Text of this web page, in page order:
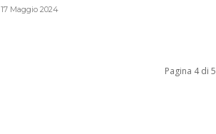
17 Maggio 2024
Pagina 4 di 5